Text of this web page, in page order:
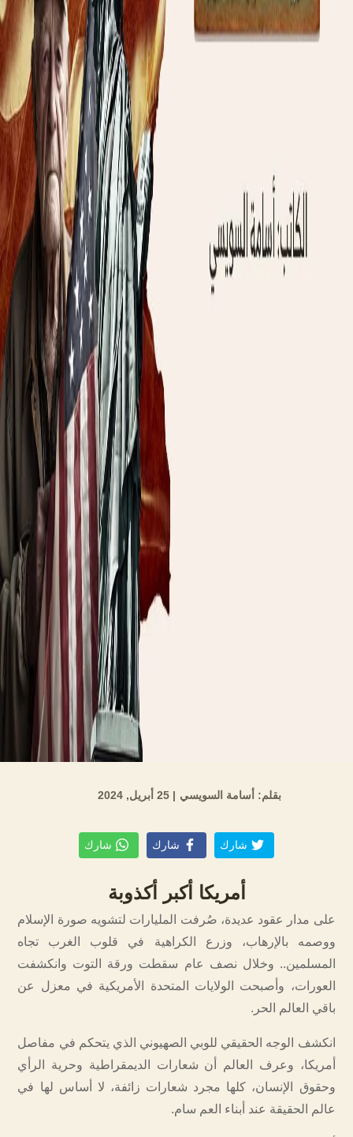
بقلم: أسامة السويسي | 25 أبريل, 2024
شارك شارك شارك
أمريكا أكبر أكذوبة
على مدار عقود عديدة، صُرفت المليارات لتشويه صورة الإسلام
ووصمه بالإرهاب، وزرع الكراهية في قلوب الغرب تجاه
المسلمين.. وخلال نصف عام سقطت ورقة التوت وانكشفت
العورات، وأصبحت الولايات المتحدة الأمريكية في معزل عن
باقي العالم الحر.
انكشف الوجه الحقيقي للوبي الصهيوني الذي يتحكم في مفاصل
أمريكا، وعرف العالم أن شعارات الديمقراطية وحرية الرأي
وحقوق الإنسان، كلها مجرد شعارات زائفة، لا أساس لها في
عالم الحقيقة عند أبناء العم سام.